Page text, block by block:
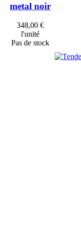
metal noir
348,00 €
l'unité
Pas de stock